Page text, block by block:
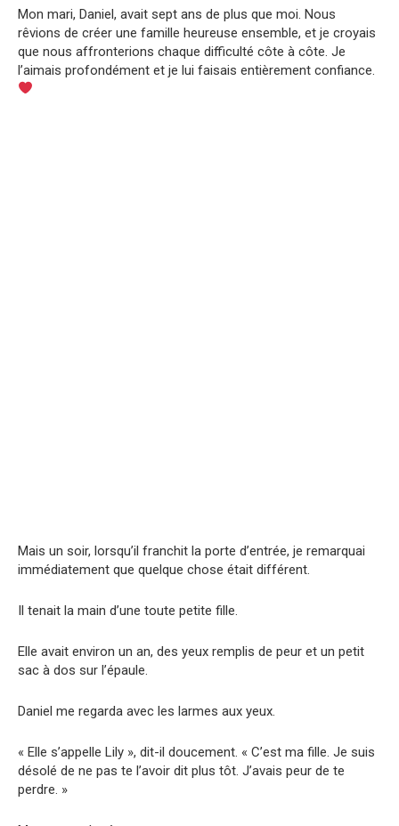
Mon mari, Daniel, avait sept ans de plus que moi. Nous
rêvions de créer une famille heureuse ensemble, et je croyais
que nous affronterions chaque difficulté côte à côte. Je
l’aimais profondément et je lui faisais entièrement confiance.
Mais un soir, lorsqu’il franchit la porte d’entrée, je remarquai
immédiatement que quelque chose était différent.
Il tenait la main d’une toute petite fille.
Elle avait environ un an, des yeux remplis de peur et un petit
sac à dos sur l’épaule.
Daniel me regarda avec les larmes aux yeux.
« Elle s’appelle Lily », dit-il doucement. « C’est ma fille. Je suis
désolé de ne pas te l’avoir dit plus tôt. J’avais peur de te
perdre. »